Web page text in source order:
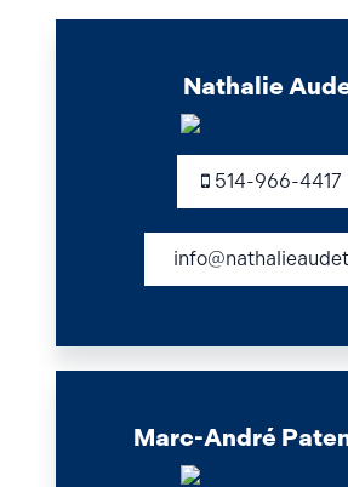
Nathalie
514-966-4417
Marc-André